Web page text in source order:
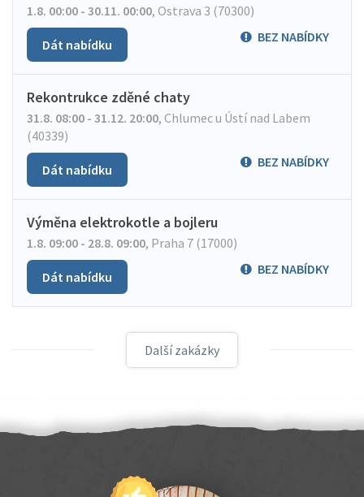
1.8. 00:00 - 30.11. 00:00, Ostrava 3 (70300)
BEZ NABÍDKY
Dát nabídku
Rekontrukce zděné chaty
31.8. 08:00 - 31.12. 20:00, Chlumec u Ústí nad Labem
(40339)
BEZ NABÍDKY
Dát nabídku
Výměna elektrokotle a bojleru
1.8. 09:00 - 28.8. 09:00, Praha 7 (17000)
BEZ NABÍDKY
Dát nabídku
Další zakázky